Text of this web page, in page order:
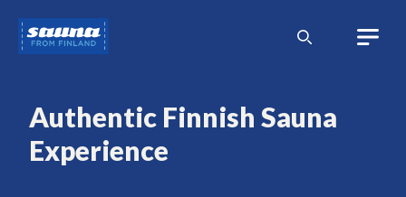
sisältöön
Sauna
from
Authentic Finnish Sauna
Experience